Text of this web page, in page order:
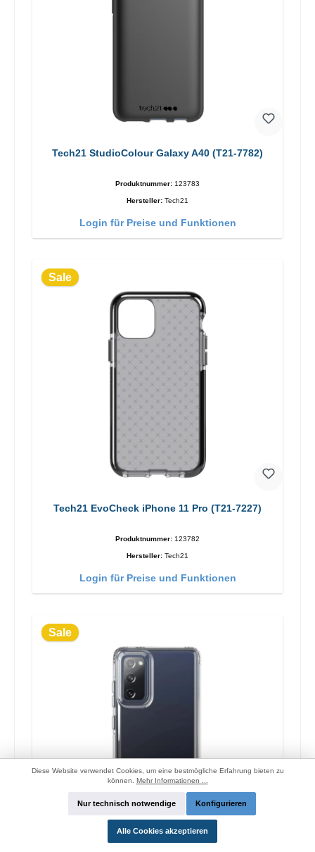
Tech21 StudioColour Galaxy A40 (T21-7782)
Produktnummer: 123783
Hersteller: Tech21
Login für Preise und Funktionen
Sale
Tech21 EvoCheck iPhone 11 Pro (T21-7227)
Produktnummer: 123782
Hersteller: Tech21
Login für Preise und Funktionen
Sale
Diese Website verwendet Cookies, um eine bestmögliche Erfahrung bieten zu
können. Mehr Informationen ...
Nur technisch notwendige Konfigurieren
Alle Cookies akzeptieren